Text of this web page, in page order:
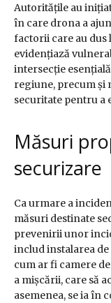
Autoritățile au
în care drona a
factorii care au dus
evidențiază
intersecție
regiune, precum și
securitate pentru a
Măsuri
securizare
Ca urmare a
măsuri destinate
prevenirii unor
includ instalarea
cum ar fi camere
a mișcării, care să
asemenea, se ia în